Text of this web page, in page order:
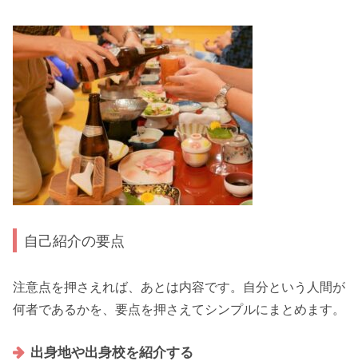
自己紹介の要点
注意点を押さえれば、あとは内容です。自分という人間が
何者であるかを、 要点を押さえてシンプルにまとめます。
出身地や出身校を紹介する